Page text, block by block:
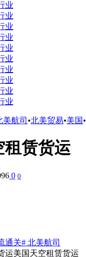
业
业
业
业
业
业
业
业
业
业
美航司 •北美贸易•美国•
租赁货运
0 0
通关# 北美航司
美国天空租赁货运